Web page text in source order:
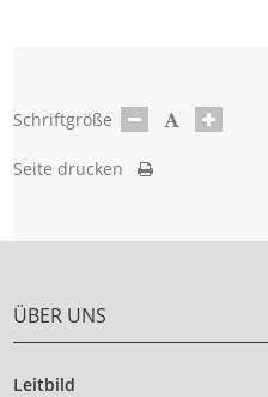
Schriftgröße
Seite drucken
ÜBER UNS
Leitbild